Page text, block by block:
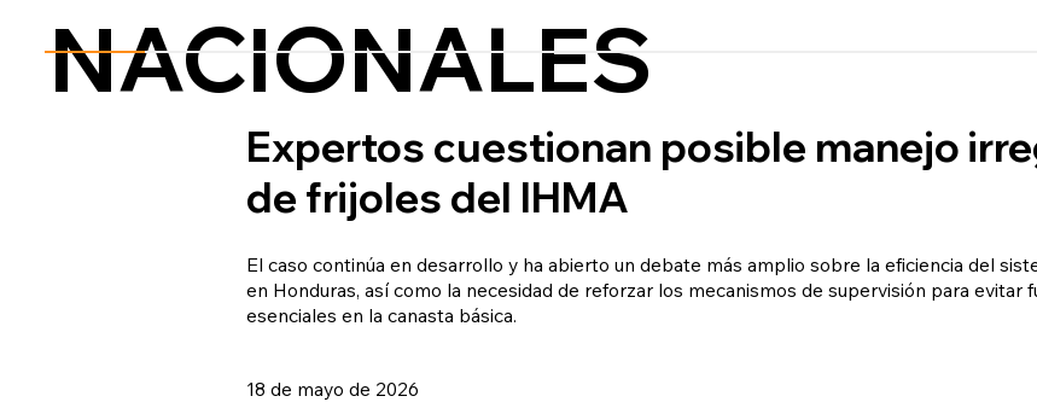
NACIONALES
Expertos cuestionan posible manejo
de frijoles del IHMA
El caso continúa en desarrollo y ha abierto un debate más amplio sobre la eficiencia del
en Honduras, así como la necesidad de reforzar los mecanismos de supervisión para
esenciales en la canasta básica.
18 de mayo de 2026